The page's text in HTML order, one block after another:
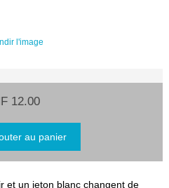
l'image
12.00
et un jeton blanc changent de